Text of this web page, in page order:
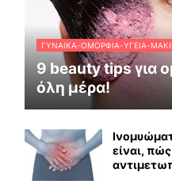
ΓΥΝΑΊΚΑ-ΟΜΟΡΦΙΆ-ΥΓΕΊΑ-
9 beauty tips για
όλη μέρα!
είναι, πώς